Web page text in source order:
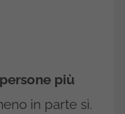
più
in parte sì.